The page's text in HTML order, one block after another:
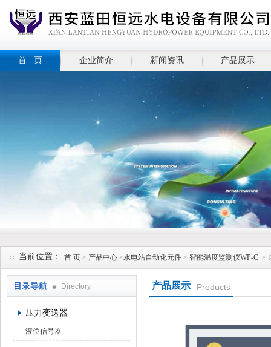
首 页 企业简介 新闻资讯 产品展示
当前位置： 首 页 > 产品中心 >水电站自动化元件 > 智能温度监测仪WP-C >
目录导航 Directory
压力变送器
液位信号器
产品展示 Products